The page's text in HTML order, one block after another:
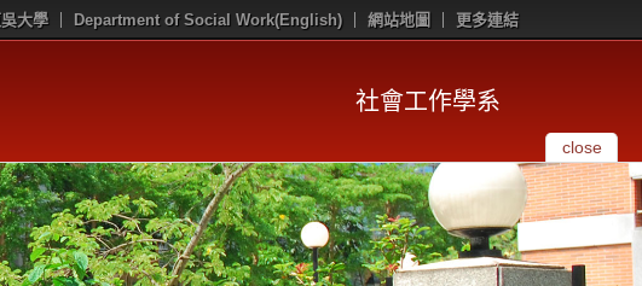
大學 Department of Social Work(English) 網站地圖 更多連結
社會工作學系
close